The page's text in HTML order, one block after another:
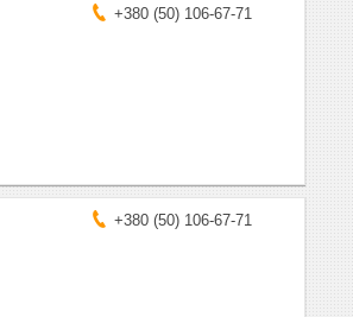
+380 (50) 106-67-71
+380 (50) 106-67-71